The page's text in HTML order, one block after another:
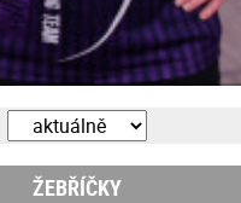
ŽEBŘÍČKY